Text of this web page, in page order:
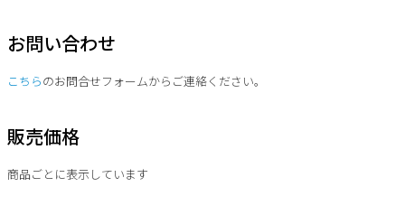
お問い合わせ
こちらのお問合せフォームからご連絡ください。
販売価格
商品ごとに表示しています